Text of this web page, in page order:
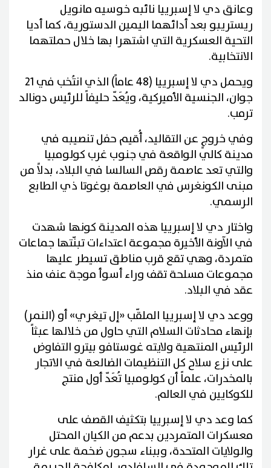
وعانق دي لا إسبرييا نائبه خوسيه مانويل
ريستريبو بعد أدائهما اليمين الدستورية، كما أديا
التحية العسكرية التي اشتهرا بها خلال حملتهما
الانتخابية.
ويحمل دي لا إسبرييا (48 عاماً) الذي انتُخب في 21
جوان، الجنسية الأميركية، ويُعَدّ حليفاً للرئيس دونالد
ترمب.
وفي خروجٍ عن التقاليد، أُقيم حفل تنصيبه في
مدينة كالي الواقعة في جنوب غرب كولومبيا
والتي تعد عاصمة رقص السالسا في البلاد، بدلاً من
مبنى الكونغرس في العاصمة بوغوتا ذي الطابع
الرسمي.
واختار دي لا إسبرييا هذه المدينة كونها شهدت
في الآونة الأخيرة مجموعة اعتداءات تبنّتها جماعات
متمردة، وهي تقع قرب مناطق تسيطر عليها
مجموعات مسلحة تقف وراء أسوأ موجة عنف منذ
عقد في البلاد.
ووعد دي لا إسبرييا الملقّب «إل تيغري» أو (النمر)
بإنهاء محادثات السلام التي حاول من خلالها عبثاً
الرئيس المنتهية ولايته غوستافو بيترو التفاوض
على نزع سلاح كل التنظيمات الضالعة في الاتجار
بالمخدرات، علماً أن كولومبيا تُعَدّ أول منتج
للكوكايين في العالم.
كما وعد دي لا إسبرييا بتكثيف القصف على
معسكرات المتمردين بدعم من الكيان المحتل
والولايات المتحدة، وببناء سجون ضخمة على غرار